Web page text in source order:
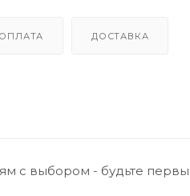
ОПЛАТА ДОСТАВКА
с выбором - будьте